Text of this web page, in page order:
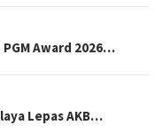
Award 2026…
Lepas AKB…